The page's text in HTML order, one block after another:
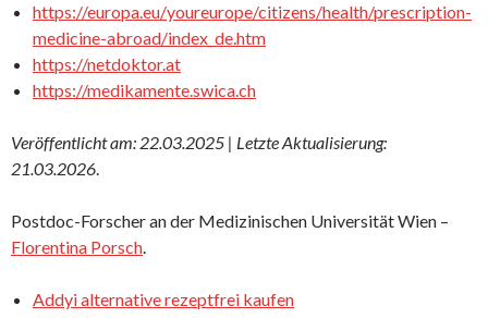
https://europa.eu/youreurope/citizens/health/prescription-
medicine-abroad/index_de.htm
https://netdoktor.at
https://medikamente.swica.ch
Veröffentlicht am: 22.03.2025 | Letzte Aktualisierung:
21.03.2026.
Postdoc-Forscher an der Medizinischen Universität Wien –
Florentina Porsch.
Addyi alternative rezeptfrei kaufen